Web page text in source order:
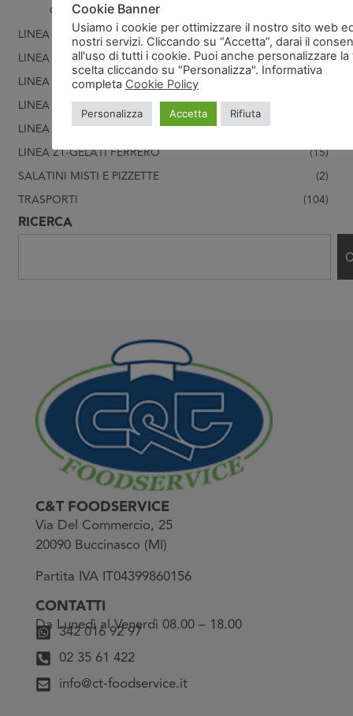
GRIGLIE AUTOMATICHE
LINEA V- PASTA FRESCA
(31)
LINEA W - PRODOTTI FRESCHI
(10)
LINEA X- SALSE
LINEA Y- FRUTTA
LINEA Z- GELATI
LINEA Z1-GELATI FERRERO
(15)
SALATINI MISTI E PIZZETTE
(2)
TRASPORTI
(104)
RICERCA
C&T FOODSERVICE
Via Del Commercio, 25
20090 Buccinasco (MI)
Partita IVA IT04399860156
CONTATTI
Da Lunedì al Venerdì 08.00 – 18.00
342 016 92 97
02 35 61 422
info@ct-foodservice.it
Cookie Banner
Usiamo i cookie per ottimizzare il nostro sito web
nostri servizi. Cliccando su “Accetta”, darai il
all'uso di tutti i cookie. Puoi anche personalizzare la
scelta cliccando su "Personalizza". Informativa
completa Cookie Policy
Personalizza Accetta Rifiuta